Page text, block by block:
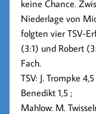
keine Chance.
Niederlage von
folgten vier TSV-
(3:1) und Robert
Fach.
TSV: J. Trompke
Benedikt 1,5 ;
Mahlow: M.